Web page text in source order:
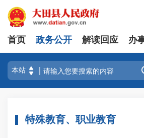
首页 政务公开 解读回应 办
特殊教育、职业教育